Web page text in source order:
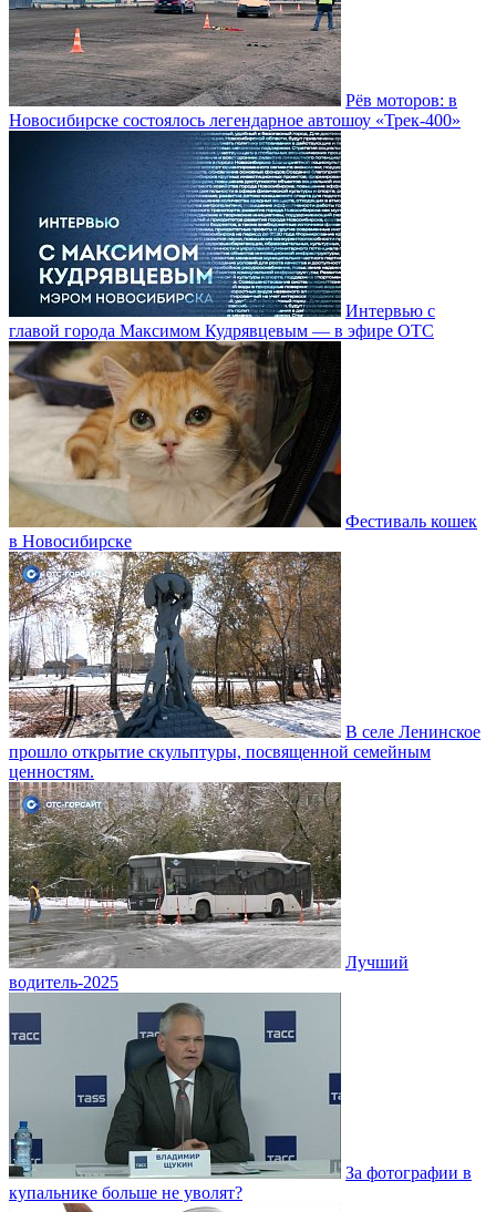
Рёв моторов: в
Новосибирске состоялось легендарное автошоу «Трек-400»
Интервью с
главой города Максимом Кудрявцевым — в эфире ОТС
Фестиваль кошек
в Новосибирске
В селе Ленинское
прошло открытие скульптуры, посвященной семейным
ценностям.
Лучший
водитель-2025
За фотографии в
купальнике больше не уволят?